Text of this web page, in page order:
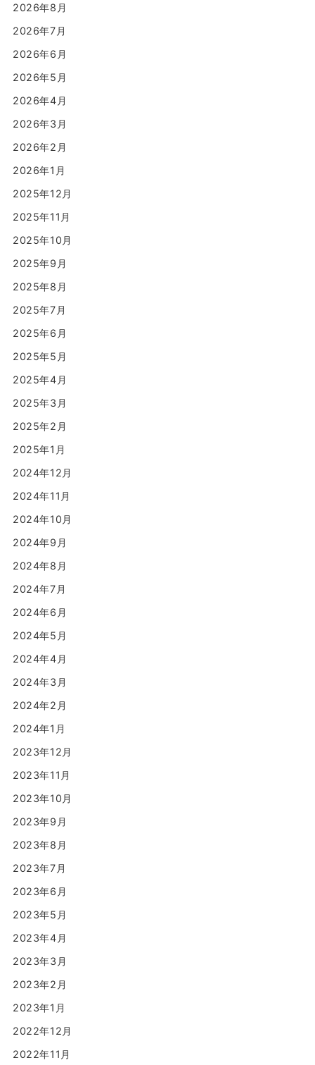
2026年8月
2026年7月
2026年6月
2026年5月
2026年4月
2026年3月
2026年2月
2026年1月
2025年12月
2025年11月
2025年10月
2025年9月
2025年8月
2025年7月
2025年6月
2025年5月
2025年4月
2025年3月
2025年2月
2025年1月
2024年12月
2024年11月
2024年10月
2024年9月
2024年8月
2024年7月
2024年6月
2024年5月
2024年4月
2024年3月
2024年2月
2024年1月
2023年12月
2023年11月
2023年10月
2023年9月
2023年8月
2023年7月
2023年6月
2023年5月
2023年4月
2023年3月
2023年2月
2023年1月
2022年12月
2022年11月